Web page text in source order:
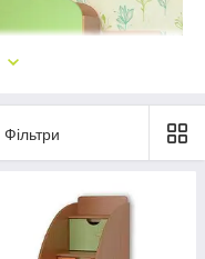
Фільтри